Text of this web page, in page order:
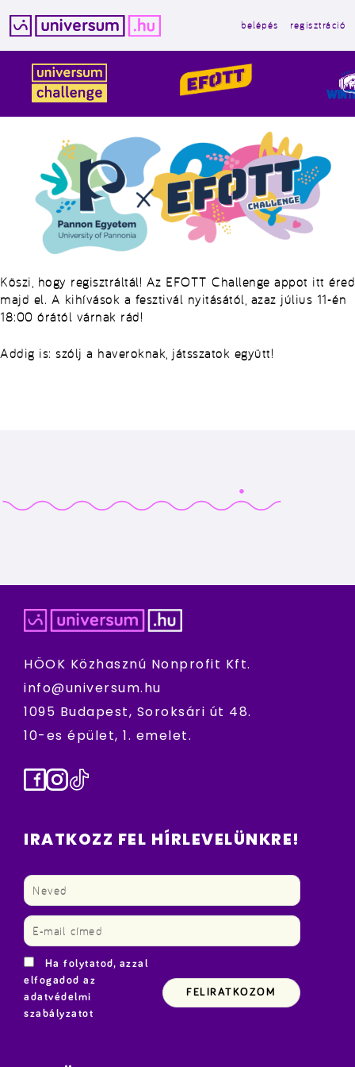
tartalomba
belépés regisztráció
Köszi, hogy regisztráltál! Az EFOTT Challenge appot itt éred
majd el. A kihívások a fesztivál nyitásától, azaz július 11-én
18:00 órától várnak rád!
Addig is: szólj a haveroknak, játsszatok együtt!
HÖOK Közhasznú Nonprofit Kft.
info@universum.hu
1095 Budapest, Soroksári út 48.
10-es épület, 1. emelet.
Facebook
Instagram
TikTok
IRATKOZZ FEL HÍRLEVELÜNKRE!
Ha folytatod, azzal
elfogadod az
adatvédelmi
szabályzatot